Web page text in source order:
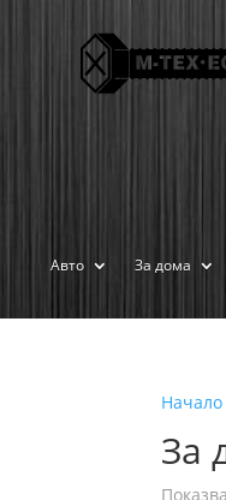
Авто За дома
Начало
За